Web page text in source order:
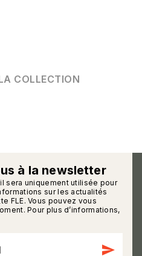
COLLECTION
à la newsletter
sera uniquement utilisée pour
sur les actualités
FLE. Vous pouvez vous
Pour plus d’informations,
send